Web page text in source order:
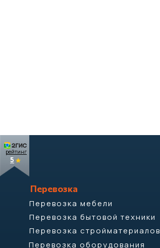
Перевозка
Перевозка мебели
Перевозка бытовой техники
Перевозка стройматериалов
Перевозка оборудования
рейтинг
5